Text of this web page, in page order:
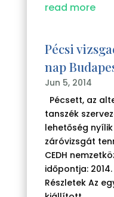
read more
Pécsi
nap
Jun 5, 2014
Pécsett, az
tanszék
lehetőség
záróvizsgát
CEDH
időpontja:
Részletek Az